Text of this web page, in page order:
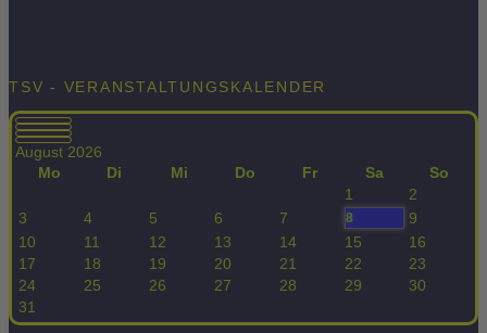
TSV - VERANSTALTUNGSKALENDER
August 2026
Mo
Di Mi Do Fr Sa
So
1
2
3
4 5 6 7 8
9
10
11 12 13 14 15
16
17
18 19 20 21 22
23
24
25 26 27 28 29
30
31